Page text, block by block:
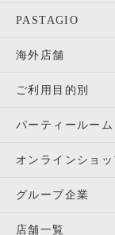
PASTAGIO
海外店舗
ご利用目的別
パーティールーム
オンラインショッ
グループ企業
店舗一覧